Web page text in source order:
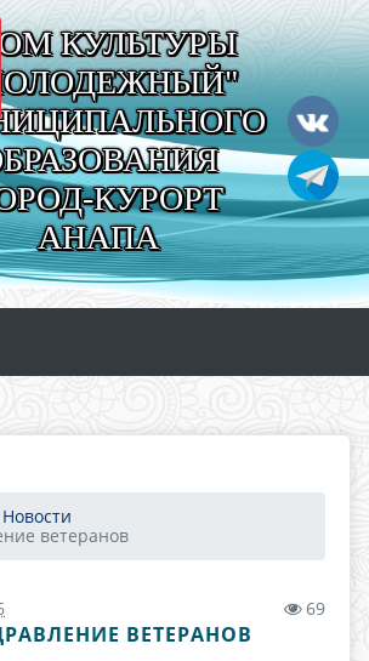
КУЛЬТУРЫ
КУРОРТ
АНАПА
Новости
ветеранов
69
ВЕТЕРАНОВ